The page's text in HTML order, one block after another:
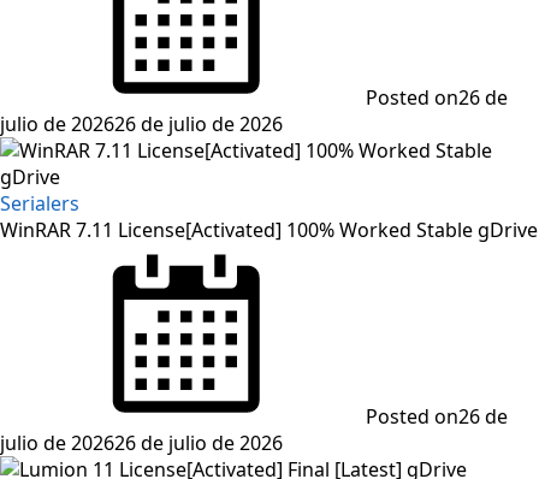
Posted on26 de
julio de 202626 de julio de 2026
Serialers
WinRAR 7.11 License[Activated] 100% Worked Stable gDrive
Posted on26 de
julio de 202626 de julio de 2026